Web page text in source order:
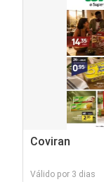
Coviran
Válido por 3 dias